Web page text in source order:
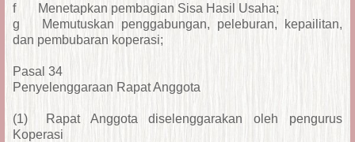
f
Menetapkan pembagian Sisa Hasil Usaha;
g
Memutuskan penggabungan, peleburan, kepailitan,
dan pembubaran koperasi;
Pasal 34
Penyelenggaraan Rapat Anggota
(1)
Rapat Anggota diselenggarakan oleh pengurus
Koperasi